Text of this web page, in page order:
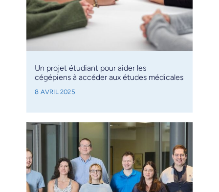
Un projet étudiant pour aider les
cégépiens à accéder aux études médicales
8 AVRIL 2025